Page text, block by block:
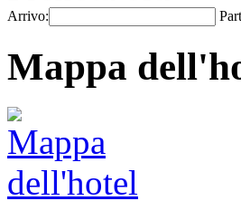
Arrivo:
Mappa